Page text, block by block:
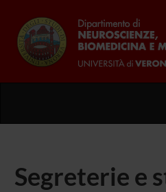
Segreterie e